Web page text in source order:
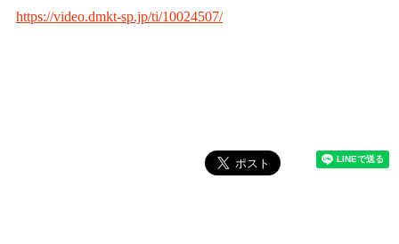
https://video.dmkt-sp.jp/ti/10024507/